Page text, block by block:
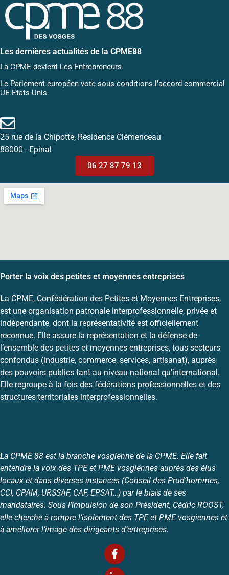
Les dernières actualités de la CPME88
La CPME devient Les Entrepreneurs
Le Parlement européen vote sous conditions l’accord commercial
UE-Etats-Unis
25 rue de la Chipotte, Résidence Clémenceau
88000 - Epinal
06 27 87 79 13
Porter la voix des petites et moyennes entreprises
La CPME, Confédération des Petites et Moyennes Entreprises,
est une organisation patronale interprofessionnelle, privée et
indépendante, dont la représentativité est officiellement
reconnue. Elle assure la représentation et la défense de
l’ensemble des petites et moyennes entreprises, tous secteurs
confondus (industrie, commerce, services, artisanat), auprès
des pouvoirs publics tant au niveau national qu’international.
Elle regroupe à la fois des fédérations professionnelles et des
structures territoriales interprofessionnelles.
La CPME 88 est la branche vosgienne de la CPME. Elle fait
entendre la voix des TPE et PME vosgiennes auprès des élus
locaux et dans diverses instances (Conseil des Prud’hommes,
CCI, CPAM, URSSAF, CAF, EPSAT…) par le biais de ses
mandataires. Sous l’impulsion de son Président, Cédric ROOST,
elle cherche à rompre l’isolement des TPE et PME vosgiennes et
à améliorer l’image des dirigeants d’entreprises.